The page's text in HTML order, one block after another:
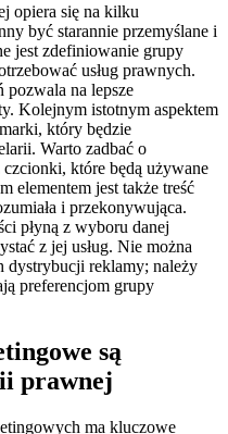
opiera się na kilku
być starannie przemyślane i
jest zdefiniowanie grupy
usług prawnych.
pozwala na lepsze
Kolejnym istotnym aspektem
który będzie
Warto zadbać o
które będą używane
elementem jest także treść
i przekonywująca.
płyną z wyboru danej
z jej usług. Nie można
dystrybucji reklamy; należy
preferencjom grupy
są
prawnej
ma kluczowe